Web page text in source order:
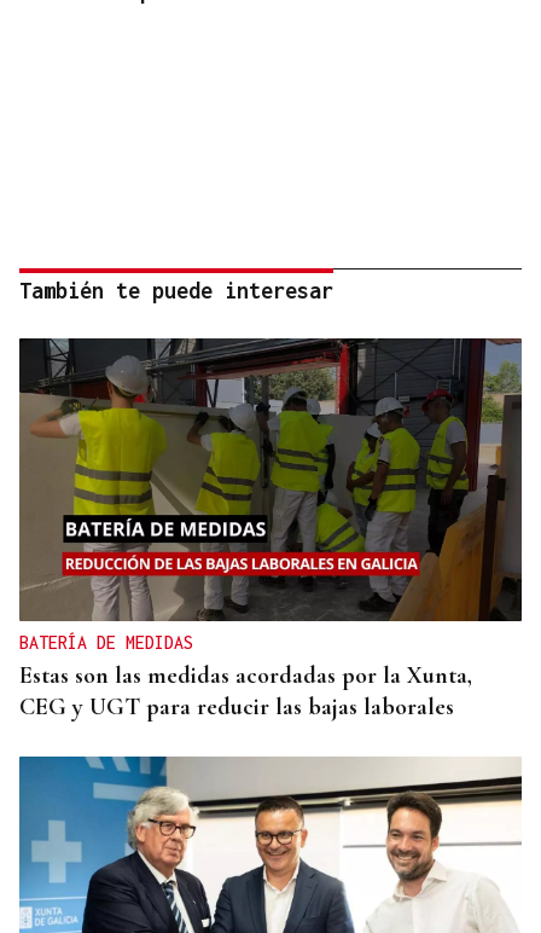
También te puede interesar
BATERÍA DE MEDIDAS
Estas son las medidas acordadas por la Xunta,
CEG y UGT para reducir las bajas laborales